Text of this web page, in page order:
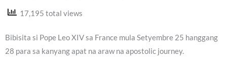
17,195 total views
Bibisita si Pope Leo XIV sa France mula Setyembre 25 hanggang
28 para sa kanyang apat na araw na apostolic journey.